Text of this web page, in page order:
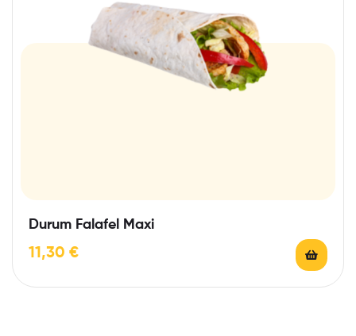
Durum Falafel Maxi
11,30 €